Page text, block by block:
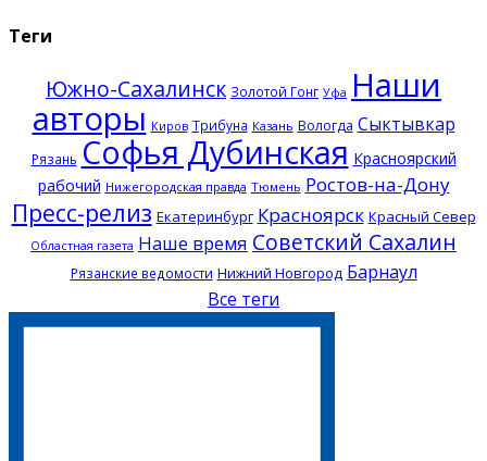
Теги
Южно-Сахалинск Золотой Гонг Уфа Наши
авторы Киров Трибуна Казань Вологда Сыктывкар
Рязань Софья Дубинская Красноярский
рабочий Нижегородская правда Тюмень Ростов-на-Дону
Пресс-релиз Екатеринбург Красноярск Красный Север
Областная газета Наше время Советский Сахалин
Рязанские ведомости Нижний Новгород Барнаул
Все теги